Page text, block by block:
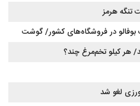
تنگه هرمز
در فروشگاه‌های کشور/ گوشت
با چه قیمتی به فروش می‌رود؟
هر کیلو تخم‌مرغ چند؟
لغو شد